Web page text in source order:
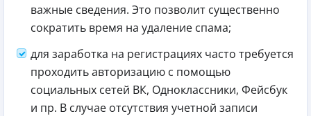
важные сведения. Это позволит существенно
сократить время на удаление спама;
для заработка на регистрациях часто требуется
проходить авторизацию с помощью
социальных сетей ВК, Одноклассники, Фейсбук
и пр. В случае отсутствия учетной записи